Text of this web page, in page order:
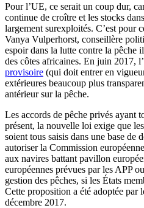
Pour l’UE, ce serait un coup dur,
continue de croître et les stocks
largement surexploités. C’est pour
Vanya Vulperhorst, conseillère
espoir dans la lutte contre la pêche
des côtes africaines. En juin 2017,
provisoire (qui doit entrer en
extérieures beaucoup plus
antérieur sur la pêche.
Les accords de pêche privés ayant
présent, la nouvelle loi exige que
soient tous saisis dans une base de
autoriser la Commission
aux navires battant pavillon
européennes prévues par les APP
gestion des pêches, si les États
Cette proposition a été adoptée par
décembre 2017.